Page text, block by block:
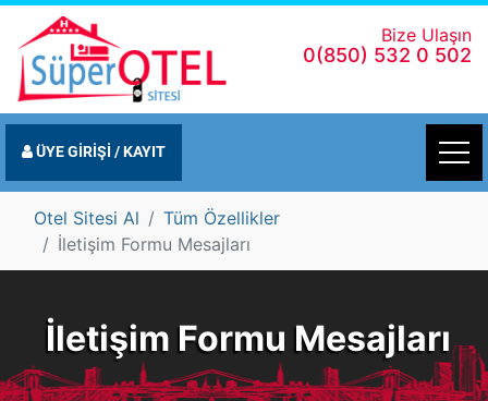
Bize Ulaşın
0(850) 532 0 502
ÜYE GİRİŞİ / KAYIT
Otel Sitesi Al
Tüm Özellikler
İletişim Formu Mesajları
İletişim Formu Mesajları